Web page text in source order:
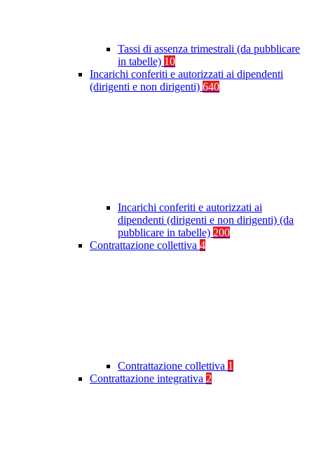
Tassi di assenza trimestrali (da pubblicare
in tabelle) 10
Incarichi conferiti e autorizzati ai dipendenti
(dirigenti e non dirigenti) 640
Incarichi conferiti e autorizzati ai
dipendenti (dirigenti e non dirigenti) (da
pubblicare in tabelle) 200
Contrattazione collettiva 4
Contrattazione collettiva 1
Contrattazione integrativa 2